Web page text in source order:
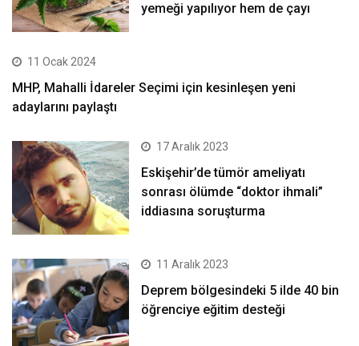
yemeği yapılıyor hem de çayı
11 Ocak 2024
MHP, Mahalli İdareler Seçimi için kesinleşen yeni
adaylarını paylaştı
17 Aralık 2023
Eskişehir’de tümör ameliyatı
sonrası ölümde “doktor ihmali”
iddiasına soruşturma
11 Aralık 2023
Deprem bölgesindeki 5 ilde 40 bin
öğrenciye eğitim desteği